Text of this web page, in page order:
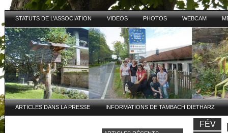
STATUTS DE L’ASSOCIATION VIDEOS PHOTOS WEBCAM
ARTICLES DANS LA PRESSE INFORMATIONS DE TAMBACH DIETHARZ
FÉV